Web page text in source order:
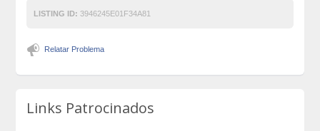
LISTING ID: 3946245E01F34A81
Relatar Problema
Links Patrocinados